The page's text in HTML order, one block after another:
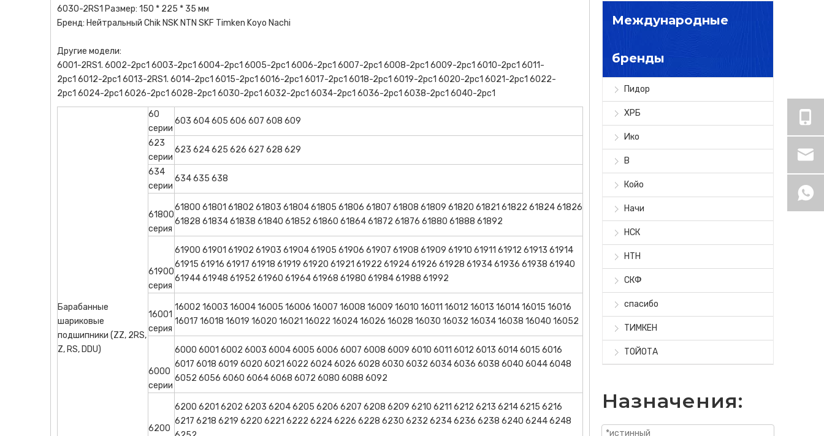
6030-2RS1 Размер: 150 * 225 * 35 мм
Бренд: Нейтральный Chik NSK NTN SKF Timken Koyo Nachi
Другие модели:
6001-2RS1. 6002-2рс1 6003-2рс1 6004-2рс1 6005-2рс1 6006-2рс1 6007-2рс1 6008-2рс1 6009-2рс1 6010-2рс1 6011-
2рс1 6012-2рс1 6013-2RS1. 6014-2рс1 6015-2рс1 6016-2рс1 6017-2рс1 6018-2рс1 6019-2рс1 6020-2рс1 6021-2рс1 6022-
2рс1 6024-2рс1 6026-2рс1 6028-2рс1 6030-2рс1 6032-2рс1 6034-2рс1 6036-2рс1 6038-2рс1 6040-2рс1
Барабанные
шариковые
подшипники (ZZ, 2RS,
Z, RS, DDU)
60
серии
603 604 605 606 607 608 609
623
серии
623 624 625 626 627 628 629
634
серии
634 635 638
61800
серия
61800 61801 61802 61803 61804 61805 61806 61807 61808 61809 61820 61821 61822 61824 61826
61828 61834 61838 61840 61852 61860 61864 61872 61876 61880 61888 61892
61900
серия
61900 61901 61902 61903 61904 61905 61906 61907 61908 61909 61910 61911 61912 61913 61914
61915 61916 61917 61918 61919 61920 61921 61922 61924 61926 61928 61934 61936 61938 61940
61944 61948 61952 61960 61964 61968 61980 61984 61988 61992
16001
серия
16002 16003 16004 16005 16006 16007 16008 16009 16010 16011 16012 16013 16014 16015 16016
16017 16018 16019 16020 16021 16022 16024 16026 16028 16030 16032 16034 16038 16040 16052
6000
серии
6000 6001 6002 6003 6004 6005 6006 6007 6008 6009 6010 6011 6012 6013 6014 6015 6016
6017 6018 6019 6020 6021 6022 6024 6026 6028 6030 6032 6034 6036 6038 6040 6044 6048
6052 6056 6060 6064 6068 6072 6080 6088 6092
6200
6200 6201 6202 6203 6204 6205 6206 6207 6208 6209 6210 6211 6212 6213 6214 6215 6216
6217 6218 6219 6220 6221 6222 6224 6226 6228 6230 6232 6234 6236 6238 6240 6244 6248
Международные
бренды
Пидор
ХРБ
Ико
В
Койо
Начи
НСК
НТН
СКФ
спасибо
ТИМКЕН
ТОЙОТА
Назначения: